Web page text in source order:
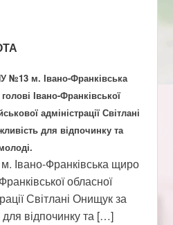
№13 м. Івано-Франківська
Івано-Франківської
адміністрації Світлані
для відпочинку та
Івано-Франківська щиро
обласної
Світлані Онищук за
відпочинку та […]